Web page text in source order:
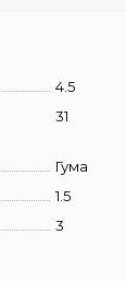
4.5
31
Гума
1.5
3